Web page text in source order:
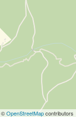
©OpenStreetMapcontributors